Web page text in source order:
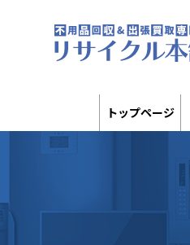
トップページ